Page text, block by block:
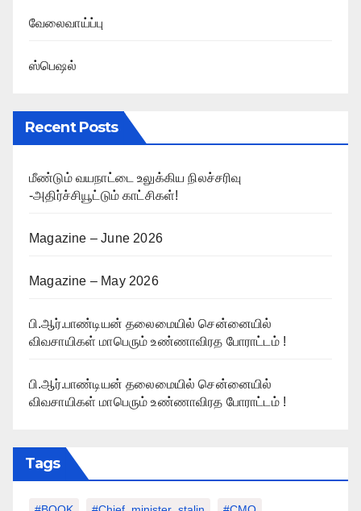
வேலைவாய்ப்பு
ஸ்பெஷல்
Recent Posts
மீண்டும் வயநாட்டை உலுக்கிய நிலச்சரிவு
-அதிர்ச்சியூட்டும் காட்சிகள்!
Magazine – June 2026
Magazine – May 2026
பி.ஆர்.பாண்டியன் தலைமையில் சென்னையில்
விவசாயிகள் மாபெரும் உண்ணாவிரத போராட்டம் !
பி.ஆர்.பாண்டியன் தலைமையில் சென்னையில்
விவசாயிகள் மாபெரும் உண்ணாவிரத போராட்டம் !
Tags